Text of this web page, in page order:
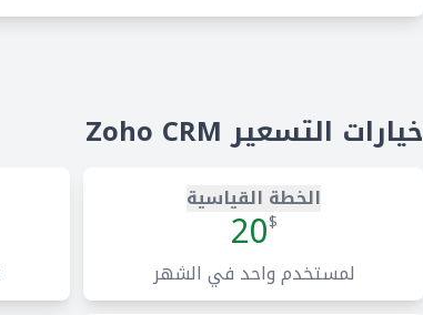
خيارات التسعير Zoho CRM
الخطة القياسية
$
20
لمستخدم واحد في الشهر